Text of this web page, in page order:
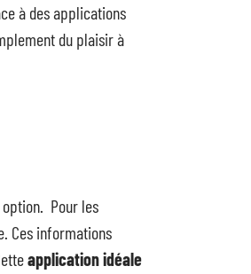
à des applications
du plaisir à
Pour les
Ces informations
application idéale